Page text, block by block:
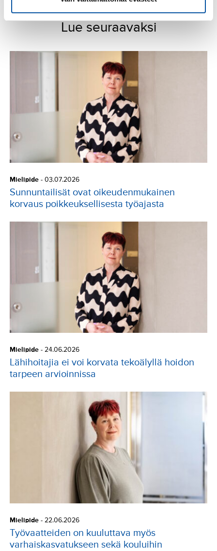
Lue seuraavaksi
Mielipide - 03.07.2026
Sunnuntailisät ovat oikeudenmukainen
korvaus poikkeuksellisesta työajasta
Mielipide - 24.06.2026
Lähihoitajia ei voi korvata tekoälyllä hoidon
tarpeen arvioinnissa
Mielipide - 22.06.2026
Työvaatteiden on kuuluttava myös
varhaiskasvatukseen sekä kouluihin